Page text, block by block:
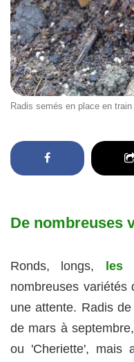
Radis semés en place en
De nombreuses
Ronds, longs, les
nombreuses variétés
une attente. Radis
de mars à
ou 'Cheriette', mais